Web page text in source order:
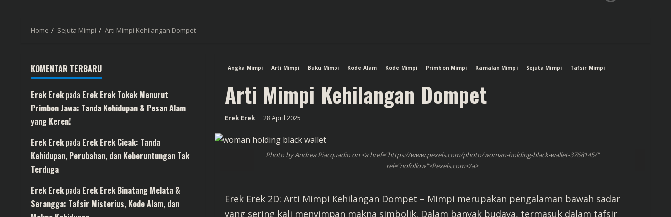
Home Sejuta Mimpi Arti Mimpi Kehilangan Dompet
Angka Mimpi Arti Mimpi Buku Mimpi Kode Alam Kode Mimpi Primbon Mimpi Ramalan Mimpi Sejuta Mimpi Tafsir Mimpi
Arti Mimpi Kehilangan Dompet
Erek Erek 28 April 2025
Photo by Andrea Piacquadio on <a href="https://www.pexels.com/photo/woman-holding-black-wallet-3768145/"
rel="nofollow">Pexels.com</a>
Erek Erek 2D: Arti Mimpi Kehilangan Dompet – Mimpi merupakan pengalaman bawah sadar
yang sering kali menyimpan makna simbolik. Dalam banyak budaya, termasuk dalam tafsir
KOMENTAR TERBARU
Erek Erekpada Erek Erek Tokek Menurut
Primbon Jawa: Tanda Kehidupan & Pesan Alam
yang Keren!
Erek Erekpada Erek Erek Cicak: Tanda
Kehidupan, Perubahan, dan Keberuntungan Tak
Terduga
Erek Erekpada Erek Erek Binatang Melata &
Serangga: Tafsir Misterius, Kode Alam, dan